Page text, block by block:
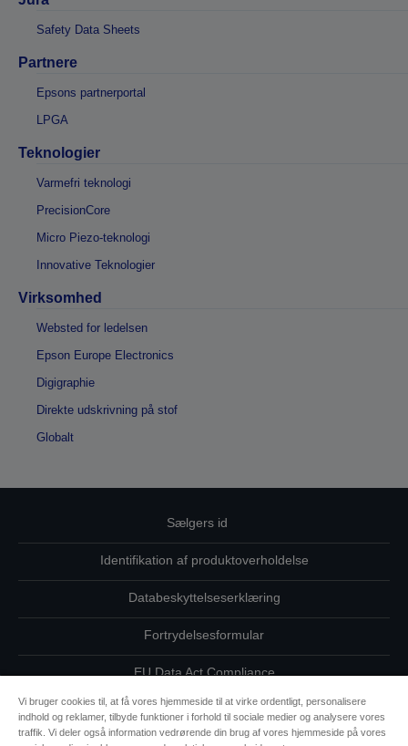
Safety Data Sheets
Partnere
Epsons partnerportal
LPGA
Teknologier
Varmefri teknologi
PrecisionCore
Micro Piezo-teknologi
Innovative Teknologier
Virksomhed
Websted for ledelsen
Epson Europe Electronics
Digigraphie
Direkte udskrivning på stof
Globalt
Sælgers id
Identifikation af produktoverholdelse
Databeskyttelseserklæring
Fortrydelsesformular
EU Data Act Compliance
Kontakt os vedrørende dine data
Vi bruger cookies til, at få vores hjemmeside til at virke ordentligt, personalisere
indhold og reklamer, tilbyde funktioner i forhold til sociale medier og analysere vores
traffik. Vi deler også information vedrørende din brug af vores hjemmeside på vores